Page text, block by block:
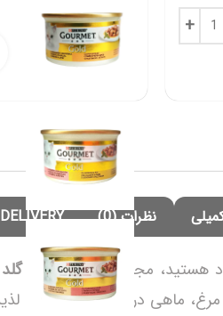
نظرات (0)
هستید، مجموعهکنسرو گربه
ماهی در ترکیب سس‌های